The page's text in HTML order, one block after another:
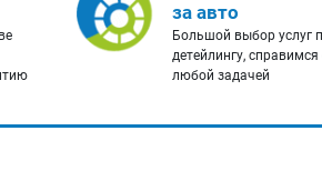
за авто
Большой выбор услуг
детейлингу, справимся
любой задачей